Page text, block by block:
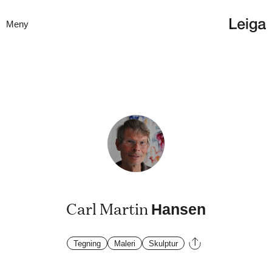
Meny
Carl Martin Hansen
Tegning Maleri Skulptur